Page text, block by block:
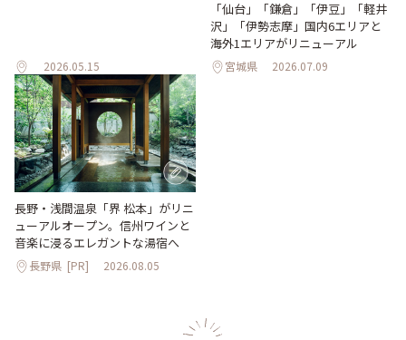
2026.05.15
「仙台」「鎌倉」「伊豆」「軽井
沢」「伊勢志摩」国内6エリアと
海外1エリアがリニューアル
宮城県 2026.07.09
長野・浅間温泉「界 松本」がリニ
ューアルオープン。信州ワインと
音楽に浸るエレガントな湯宿へ
長野県 [PR] 2026.08.05